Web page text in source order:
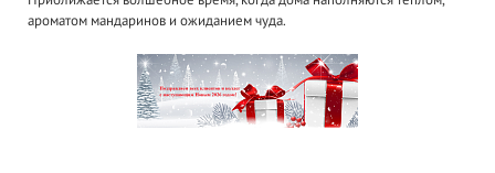
ароматом мандаринов и ожиданием чуда.